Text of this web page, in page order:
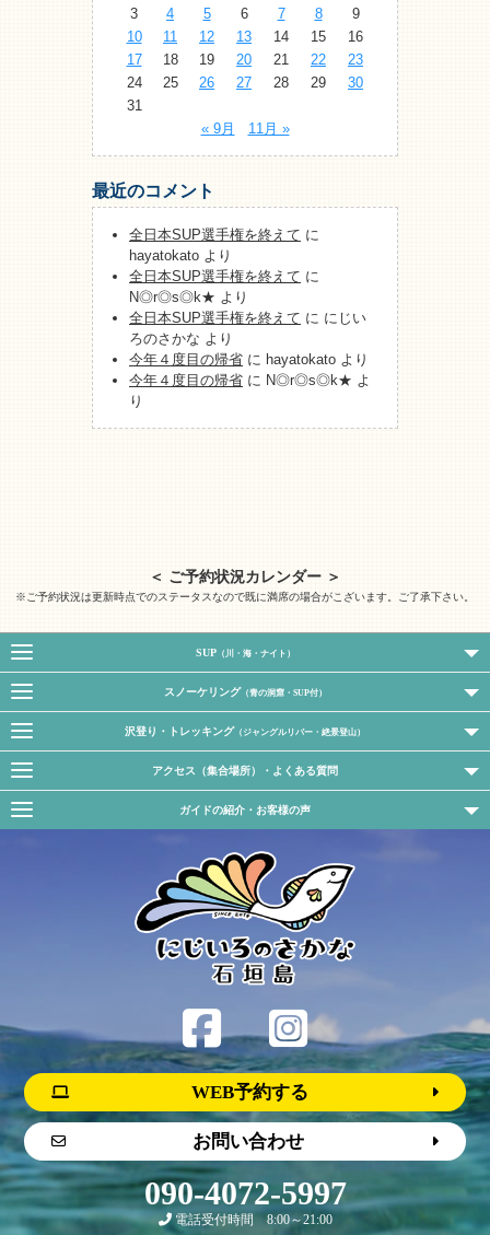
3
4 5 6 7 8
9
10
11 12 13 14 15
16
17
18 19 20 21 22
23
24
25 26 27 28 29
30
31
« 9月
11月 »
最近のコメント
全日本SUP選手権を終えて に
hayatokato より
全日本SUP選手権を終えて に
N◎r◎s◎k★ より
全日本SUP選手権を終えて に にじい
ろのさかな より
今年４度目の帰省 に hayatokato より
今年４度目の帰省 に N◎r◎s◎k★ よ
り
＜ ご予約状況カレンダー ＞
※ご予約状況は更新時点でのステータスなので既に満席の場合がこざいます。ご了承下さい。
SUP（川・海・ナイト）
スノーケリング （青の洞窟・SUP付）
沢登り・トレッキング （ジャングルリバー・絶景登山）
アクセス（集合場所）・よくある質問
ガイドの紹介・お客様の声
WEB予約する
お問い合わせ
090-4072-5997
電話受付時間 8:00～21:00